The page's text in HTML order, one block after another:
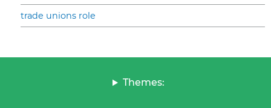
trade unions role
Themes: